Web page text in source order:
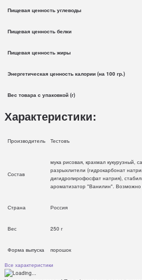
Пищевая ценность углеводы
Пищевая ценность белки
Пищевая ценность жиры
Энергетическая ценность калории (на 100 гр.)
Вес товара с упаковкой (г)
Характеристики:
Производитель Тестовъ
Состав
мука рисовая, крахмал кукурузный,
разрыхлители (гидрокарбонат
дигидропирофосфат натрия),
ароматизатор "Ванилин". Возможно
Страна Россия
Вес 250 г
Форма выпуска порошок
Все характеристики